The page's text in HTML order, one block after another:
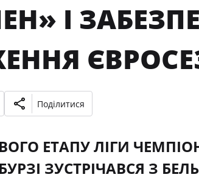
І
Поділитися
ЕТАПУ ЛІГИ
ЗУСТРІЧАВСЯ З